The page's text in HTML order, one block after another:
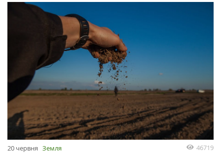
20 червня Земля 46719